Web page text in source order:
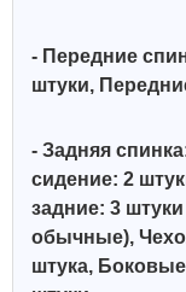
- Передние
штуки,
- Задняя
сидение: 2
задние: 3
обычные),
штука,